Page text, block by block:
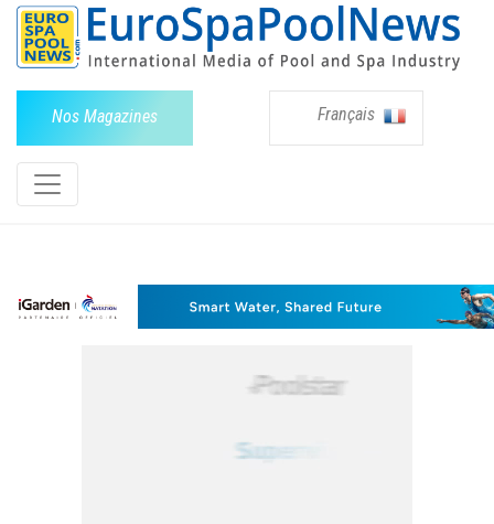
Nos Magazines Français